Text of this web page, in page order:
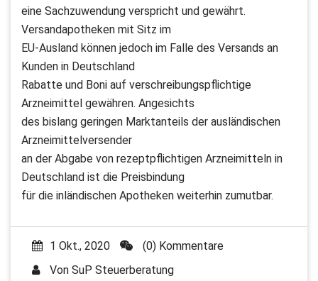
eine Sachzuwendung verspricht und gewährt.
Versandapotheken mit Sitz im
EU-Ausland können jedoch im Falle des Versands an
Kunden in Deutschland
Rabatte und Boni auf verschreibungspflichtige
Arzneimittel gewähren. Angesichts
des bislang geringen Marktanteils der ausländischen
Arzneimittelversender
an der Abgabe von rezeptpflichtigen Arzneimitteln in
Deutschland ist die Preisbindung
für die inländischen Apotheken weiterhin zumutbar.
1 Okt., 2020
(0) Kommentare
Von SuP Steuerberatung